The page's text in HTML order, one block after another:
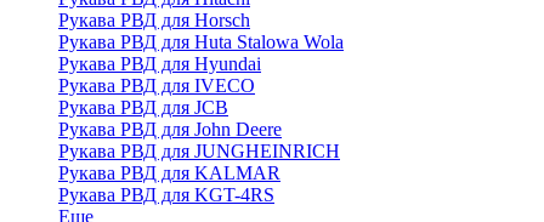
Рукава РВД для Horsch
Рукава РВД для Huta Stalowa Wola
Рукава РВД для Hyundai
Рукава РВД для IVECO
Рукава РВД для JCB
Рукава РВД для John Deere
Рукава РВД для JUNGHEINRICH
Рукава РВД для KALMAR
Рукава РВД для KGT-4RS
Еще